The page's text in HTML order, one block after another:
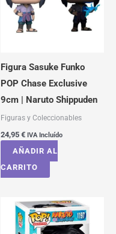
Figura Sasuke Funko
POP Chase Exclusive
9cm | Naruto Shippuden
Figuras y Coleccionables
24,95 € IVA Incluído
AÑADIR AL
CARRITO